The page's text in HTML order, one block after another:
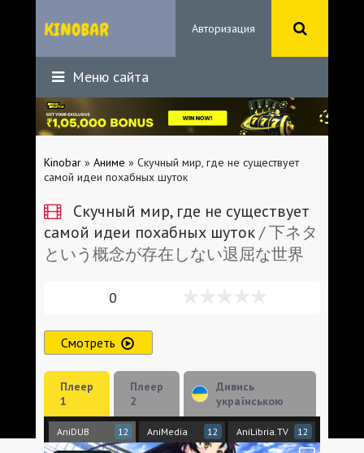
Авторизация
Меню сайта
Kinobar » Аниме » Скучный мир, где не существует
самой идеи похабных шуток
Скучный мир, где не существует
самой идеи похабных шуток/ 下ネタ
という概念が存在しない退屈な世界
0
Смотреть
Плеер
1
Плеер
2
Дивись
українською
AniDUB 12 AniMedia 12 AniLibria.TV 12